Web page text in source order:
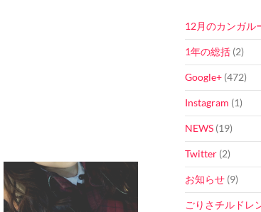
12月のカンガル
1年の総括 (2)
Google+ (472)
Instagram (1)
NEWS (19)
Twitter (2)
お知らせ (9)
ごりさチルドレ